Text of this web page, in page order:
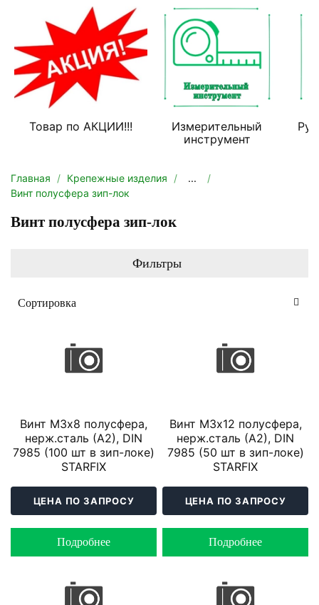
Товар по АКЦИИ!!!
Измерительный
инструмент
Главная Крепежные изделия
...
Винт полусфера зип-лок
Винт полусфера зип-лок
Фильтры
Винт М3х8 полусфера,
нерж.сталь (А2), DIN
7985 (100 шт в зип-локе)
STARFIX
ЦЕНА ПО ЗАПРОСУ
Подробнее
Винт М3х12 полусфера,
нерж.сталь (А2), DIN
7985 (50 шт в зип-локе)
STARFIX
ЦЕНА ПО ЗАПРОСУ
Подробнее